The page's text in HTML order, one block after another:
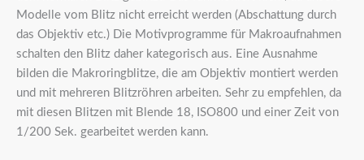
Modelle vom Blitz nicht erreicht werden (Abschattung durch
das Objektiv etc.) Die Motivprogramme für Makroaufnahmen
schalten den Blitz daher kategorisch aus. Eine Ausnahme
bilden die Makroringblitze, die am Objektiv montiert werden
und mit mehreren Blitzröhren arbeiten. Sehr zu empfehlen, da
mit diesen Blitzen mit Blende 18, ISO800 und einer Zeit von
1/200 Sek. gearbeitet werden kann.